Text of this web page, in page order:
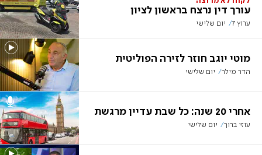
עורך דין נרצח בראשון לציון
ערוץ 7 יום שלישי
מוטי יוגב חוזר לזירה הפוליטית
הדר מילר יום שלישי
אחרי 20 שנה: כל שבת עדיין מרגשת
עוזי ברוך יום שלישי